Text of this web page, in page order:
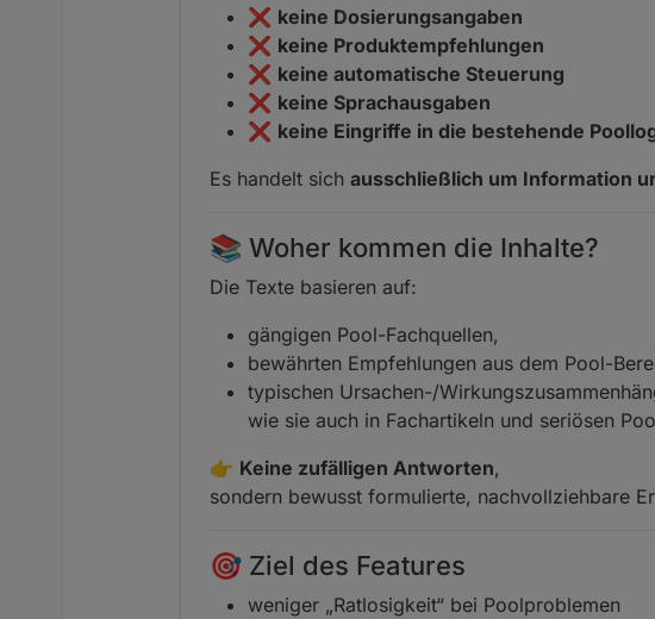
❌ keine Dosierungsangaben
❌ keine Produktempfehlungen
❌ keine automatische Steuerung
❌ keine Sprachausgaben
❌ keine Eingriffe in die bestehende
Es handelt sich ausschließlich um Information
📚 Woher kommen die Inhalte?
Die Texte basieren auf:
gängigen Pool-Fachquellen,
bewährten Empfehlungen aus dem Pool-
typischen Ursachen-/
wie sie auch in Fachartikeln und seriösen
👉 Keine zufälligen Antworten,
sondern bewusst formulierte, nachvollziehbare
🎯 Ziel des Features
weniger „Ratlosigkeit“ bei Poolproblemen